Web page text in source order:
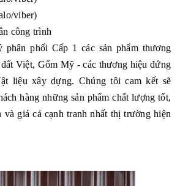
viber)
công trình
phối Cấp 1 các sản phẩm thương
Việt, Gốm Mỹ - các thương hiệu đứng
liệu xây dựng. Chúng tôi cam kết sẽ
hàng những sản phẩm chất lượng tốt,
giá cả cạnh tranh nhất thị trường hiện